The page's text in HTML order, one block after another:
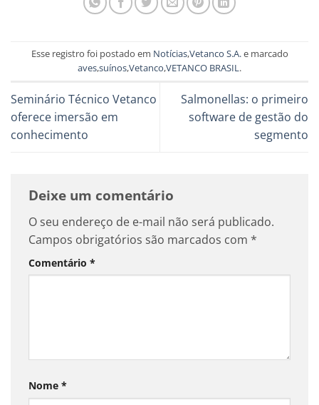
Esse registro foi postado em Notícias,Vetanco S.A.e marcado
aves,suínos,Vetanco,VETANCO BRASIL.
Seminário Técnico Vetanco
oferece imersão em
conhecimento
Salmonellas: o primeiro
software de gestão do
segmento
Deixe um comentário
O seu endereço de e-mail não será publicado.
Campos obrigatórios são marcados com *
Comentário *
Nome *